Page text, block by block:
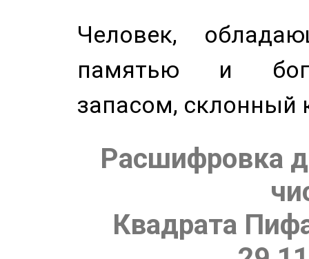
Человек,
памятью и
запасом, склонный
Расшифровка
Квадрата